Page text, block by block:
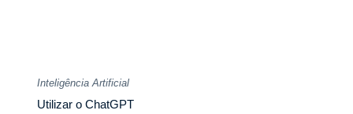
Inteligência Artificial
Utilizar o ChatGPT